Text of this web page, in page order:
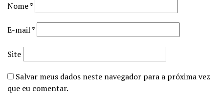
Nome*
E-mail*
Site
Salvar meus dados neste navegador para a próxima vez
que eu comentar.